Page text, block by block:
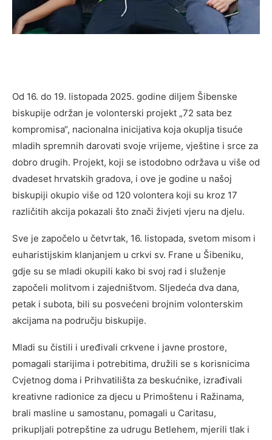
Od 16. do 19. listopada 2025. godine diljem Šibenske
biskupije održan je volonterski projekt „72 sata bez
kompromisa“, nacionalna inicijativa koja okuplja tisuće
mladih spremnih darovati svoje vrijeme, vještine i srce za
dobro drugih. Projekt, koji se istodobno održava u više od
dvadeset hrvatskih gradova, i ove je godine u našoj
biskupiji okupio više od 120 volontera koji su kroz 17
različitih akcija pokazali što znači živjeti vjeru na djelu.
Sve je započelo u četvrtak, 16. listopada, svetom misom i
euharistijskim klanjanjem u crkvi sv. Frane u Šibeniku,
gdje su se mladi okupili kako bi svoj rad i služenje
započeli molitvom i zajedništvom. Sljedeća dva dana,
petak i subota, bili su posvećeni brojnim volonterskim
akcijama na području biskupije.
Mladi su čistili i uređivali crkvene i javne prostore,
pomagali starijima i potrebitima, družili se s korisnicima
Cvjetnog doma i Prihvatilišta za beskućnike, izrađivali
kreativne radionice za djecu u Primoštenu i Ražinama,
brali masline u samostanu, pomagali u Caritasu,
prikupljali potrepštine za udrugu Betlehem, mjerili tlak i